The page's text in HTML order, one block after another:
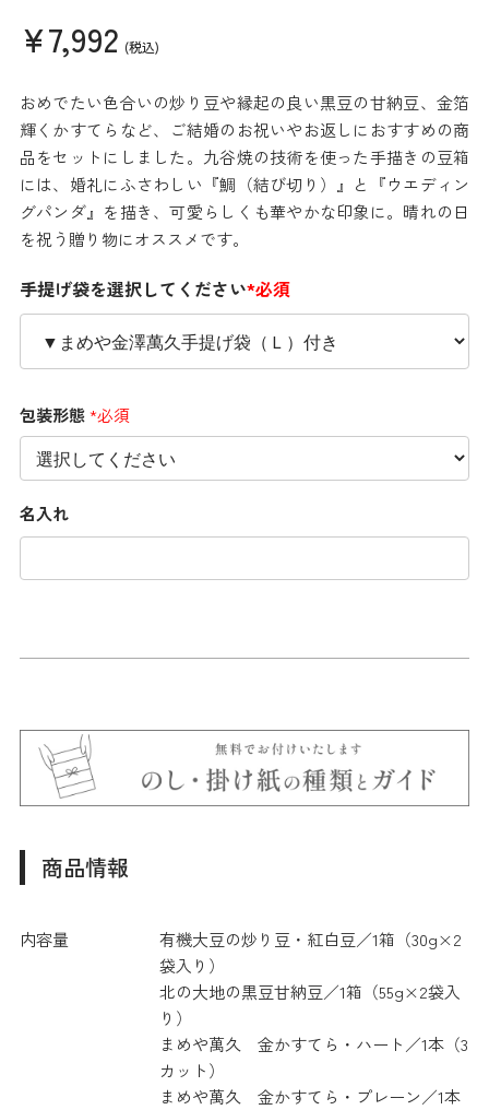
¥7,992 (税込)
おめでたい色合いの炒り豆や縁起の良い黒豆の甘納豆、金箔
輝くかすてらなど、ご結婚のお祝いやお返しにおすすめの商
品をセットにしました。九谷焼の技術を使った手描きの豆箱
には、婚礼にふさわしい『鯛（結び切り）』と『ウエディン
グパンダ』を描き、可愛らしくも華やかな印象に。晴れの日
を祝う贈り物にオススメです。
手提げ袋を選択してください*必須
包装形態*必須
名入れ
商品情報
内容量
有機大豆の炒り豆・紅白豆／1箱（30g×2
袋入り）
北の大地の黒豆甘納豆／1箱（55g×2袋入
り）
まめや萬久 金かすてら・ハート／1本（3
カット）
まめや萬久 金かすてら・プレーン／1本